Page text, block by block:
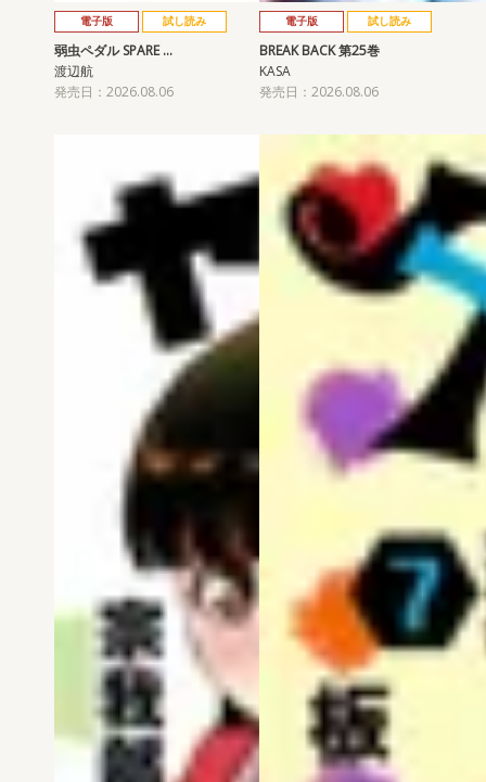
電子版 試し読み
弱虫ペダル SPARE …
渡辺航
発売日：2026.08.06
電子版 試し読み
BREAK BACK 第25巻
KASA
発売日：2026.08.06